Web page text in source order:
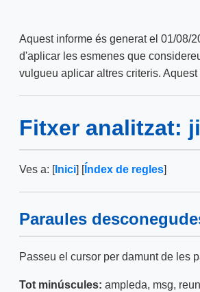
Aquest informe és generat el 01/08/
d'aplicar les esmenes que
vulgueu aplicar altres criteris.
Fitxer analitzat:
Ves a: [Inici] [Índex de regles]
Paraules
Passeu el cursor per damunt de les
Tot minúscules: ampleda, msg,